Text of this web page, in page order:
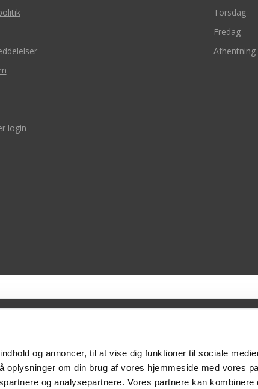
og annoncer, til at vise dig funktioner til sociale
oplysninger om din brug af vores hjemmeside med vores
og analysepartnere. Vores partnere kan kombinere
login
Torsdag
Fredag
mail. Du kan til enhver tid trække dit samtykket tilbage via afmeldingslinket i
post@texas.dk. Når du modtager vores nyhedsmail, indsamler vi oplysninger
af vores nyhedsmail. Læs mere om behandlingen af dine